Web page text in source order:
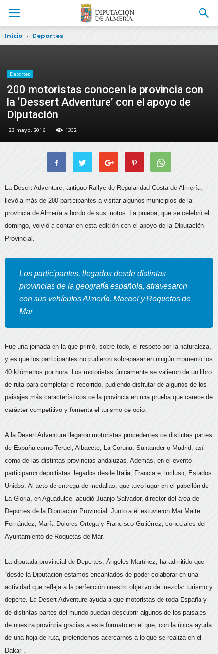
Inicio Deportes
Deportes
200 motoristas conocen la provincia con
la ‘Dessert Adventure’ con el apoyo de
Diputación
23 mayo, 2016 1332
La Desert Adventure, antiguo Rallye de Regularidad Costa de Almería,
llevó a más de 200 participantes a visitar algunos municipios de la
provinciade Almería a bordo de sus motos. La prueba, que se celebró el
domingo, volvió a contar en esta edición con el apoyo de la Diputación
Provincial.
Los participantes, llegados desde distintas
provincias de la geografía española, atravesaron
con sus vehículos Almería, Macael y Roquetas de
Mar
Fue una jornada en la que primó, sobre todo, el respeto por la naturaleza,
y es que los participantes no pudieron sobrepasar en ningún momento los
40 kilómetros por hora. Los motoristas únicamente se valieron de un libro
de ruta para completar el recorrido, pudiendo disfrutar de algunos de los
paisajes más característicos de la provincia en una prueba que carece de
carácter competitivo y fomenta el turismo de ocio.
A la Desert Adventure llegaron motoristas procedentes de distintas partes
de España como Teruel, Albacete, La Coruña, Santander o Madrid, así
como de las distintas provincias andaluzas. Además, en el evento
participaron deportistas llegados desde Italia, Francia e, incluso, Estados
Unidos. Al acto de entrega de medallas, que tuvo lugar en el pabellón de
La Gloria, en Aguadulce, acudió Juanjo Salvador, director del área de
Deportes de la Diputación Provincial. Junto a él estuvieron Mar Maite
Fernández, María Dolores Ortega y Francisco Gutiérrez, concejales del
Ayuntamiento de Roquetas de Mar.
La diputada provincial de Deportes, Ángeles Martínez, ha admitido que
“desde la Diputación estamos encantados de poder colaborar en una
actividad que refleja a la perfección nuestro objetivo de mezclar turismo y
deporte. La Desert Adventure ayuda a que motoristas de toda España y
de distintas partes del mundo puedan descubrir algunos de los paisajes
de nuestra provincia gracias a este formato en el que, con la única ayuda
de una hoja de ruta, pretendemos acercarnos a lo que se realiza en el
Dakar”.